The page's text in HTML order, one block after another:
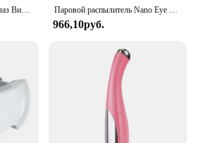
6D умный массажер для глаз Вибрация Горячая подушка безопасности компрессор Уход за глазами Bluetooth Музыкальные массажные очки для глаз Расслабление усталость глаз Паровой распылитель Nano Eye Mist для облегчения сухих глаз, уход за глазами, портативные маски для глаз с подогревом, мини-инструмент для увлажнения глаз
966,10руб.